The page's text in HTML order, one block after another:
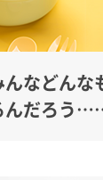
などんな
んだろう